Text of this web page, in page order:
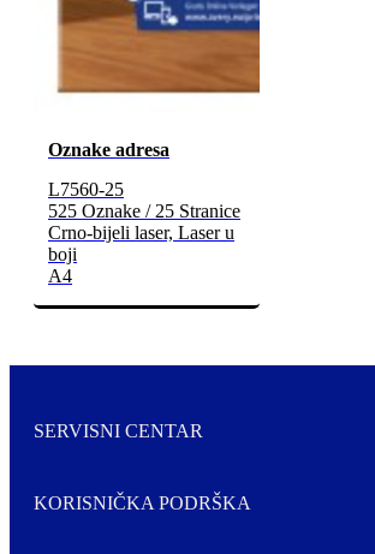
Oznake adresa
L7560-25
525 Oznake / 25 Stranice
Crno-bijeli laser, Laser u
boji
A4
SERVISNI CENTAR
KORISNIČKA PODRŠKA